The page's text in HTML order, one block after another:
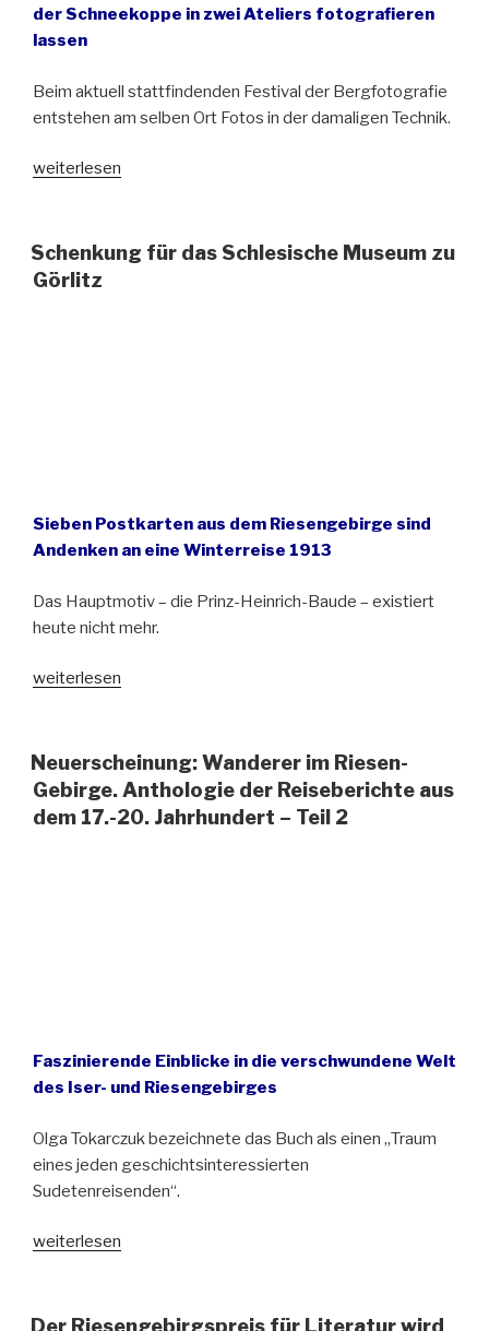
der Schneekoppe in zwei Ateliers fotografieren
lassen
Beim aktuell stattfindenden Festival der Bergfotografie
entstehen am selben Ort Fotos in der damaligen Technik.
„Fotoatelier
der
Schneekoppe“
weiterlesen
Schenkung für das Schlesische Museum zu
Görlitz
Sieben Postkarten aus dem Riesengebirge sind
Andenken an eine Winterreise 1913
Das Hauptmotiv – die Prinz-Heinrich-Baude – existiert
heute nicht mehr.
„Schenkung
Schlesische
Museum
zu
weiterlesen
Neuerscheinung: Wanderer im Riesen-
Gebirge. Anthologie der Reiseberichte aus
dem 17.-20. Jahrhundert – Teil 2
Faszinierende Einblicke in die verschwundene Welt
des Iser- und Riesengebirges
Olga Tokarczuk bezeichnete das Buch als einen „Traum
eines jeden geschichtsinteressierten
Sudetenreisenden“.
„Neuerscheinung:
Riesen-
weiterlesen
Der Riesengebirgspreis für Literatur wird